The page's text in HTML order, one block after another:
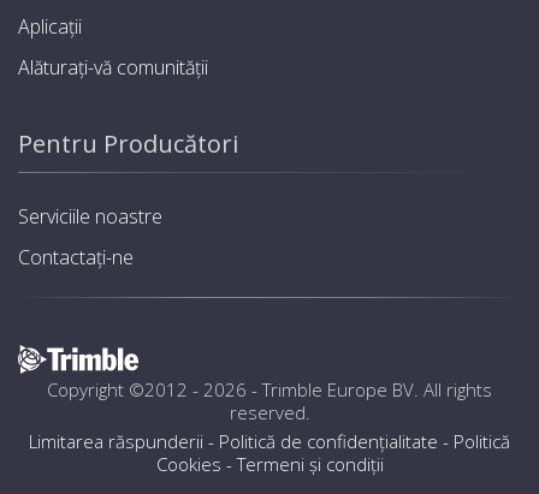
Aplicații
Alăturați-vă comunității
Pentru Producători
Serviciile noastre
Contactați-ne
Copyright ©2012 - 2026 -Trimble Europe BV. All rights
reserved.
Limitarea răspunderii - Politică de confidențialitate - Politică
Cookies -Termeni și condiţii